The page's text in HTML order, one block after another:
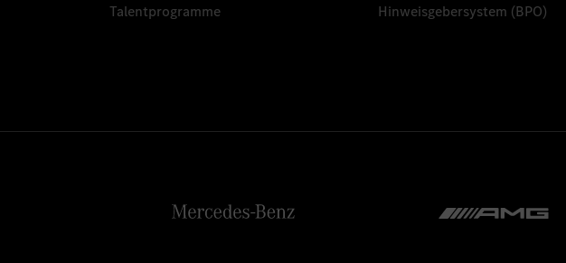
Talentprogramme
Hinweisgebersystem (BPO)